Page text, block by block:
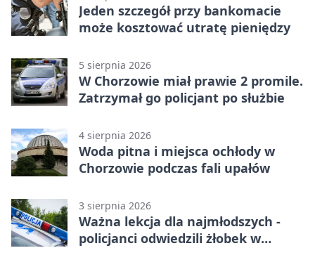
Jeden szczegół przy bankomacie
może kosztować utratę pieniędzy
5 sierpnia 2026
W Chorzowie miał prawie 2 promile.
Zatrzymał go policjant po służbie
4 sierpnia 2026
Woda pitna i miejsca ochłody w
Chorzowie podczas fali upałów
3 sierpnia 2026
Ważna lekcja dla najmłodszych -
policjanci odwiedzili żłobek w